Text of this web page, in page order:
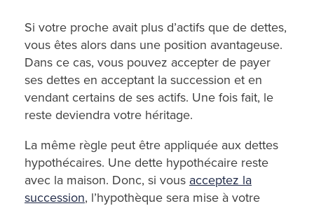
Si votre proche avait plus d’actifs que de dettes,
vous êtes alors dans une position avantageuse.
Dans ce cas, vous pouvez accepter de payer
ses dettes en acceptant la succession et en
vendant certains de ses actifs. Une fois fait, le
reste deviendra votre héritage.
La même règle peut être appliquée aux dettes
hypothécaires. Une dette hypothécaire reste
avec la maison. Donc, si vous acceptez la
succession, l’hypothèque sera mise à votre